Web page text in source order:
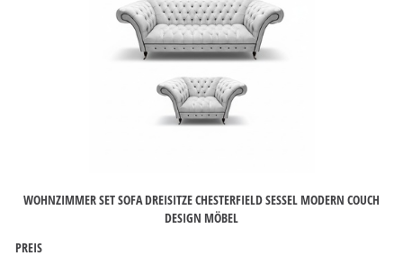
WOHNZIMMER SET SOFA DREISITZE CHESTERFIELD SESSEL MODERN COUCH
DESIGN MÖBEL
PREIS